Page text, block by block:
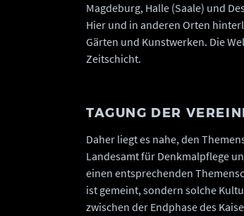
Magdeburg, Halle (Saale) und
Hier und in anderen Orten
Gärten und Kunstwerken. Die
Zeitschicht.
TAGUNG DER
Daher liegt es nahe, den
Landesamt für Denkmalpflege
einen entsprechenden
ist gemeint, sondern solche
zwischen der Endphase des